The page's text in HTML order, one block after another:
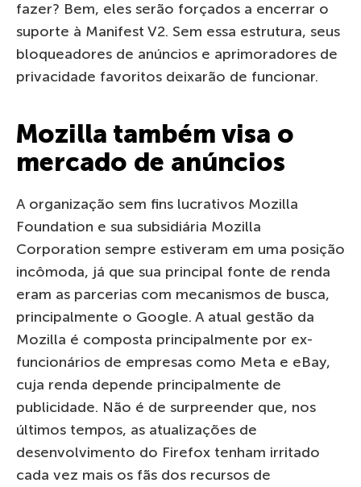
fazer? Bem, eles serão forçados a encerrar o
suporte à Manifest V2. Sem essa estrutura, seus
bloqueadores de anúncios e aprimoradores de
privacidade favoritos deixarão de funcionar.
Mozilla também visa o
mercado de anúncios
A organização sem fins lucrativos Mozilla
Foundation e sua subsidiária Mozilla
Corporation sempre estiveram em uma posição
incômoda, já que sua principal fonte de renda
eram as parcerias com mecanismos de busca,
principalmente o Google. A atual gestão da
Mozilla é composta principalmente por ex-
funcionários de empresas como Meta e eBay,
cuja renda depende principalmente de
publicidade. Não é de surpreender que, nos
últimos tempos, as atualizações de
desenvolvimento do Firefox tenham irritado
cada vez mais os fãs dos recursos de